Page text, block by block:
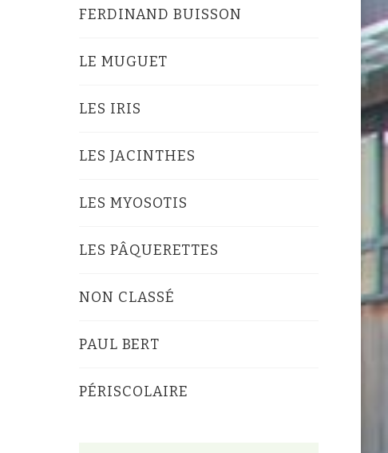
FERDINAND BUISSON
LE MUGUET
LES IRIS
LES JACINTHES
LES MYOSOTIS
LES PÂQUERETTES
NON CLASSÉ
PAUL BERT
PÉRISCOLAIRE